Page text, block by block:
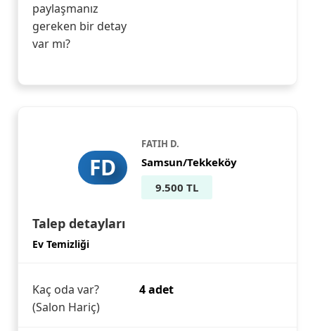
paylaşmanız
gereken bir detay
var mı?
FD
FATIH D.
Samsun/Tekkeköy
9.500 TL
Talep detayları
Ev Temizliği
Kaç oda var?
(Salon Hariç)
4 adet